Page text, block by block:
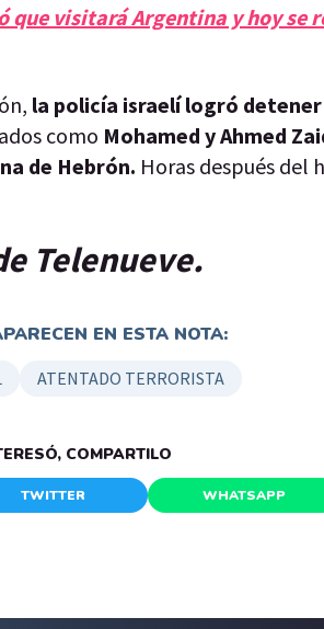
que visitará Argentina y hoy se
la policía israelí logró
como Mohamed y Ahmed
de Hebrón. Horas después del
Telenueve.
EN ESTA NOTA:
ATENTADO TERRORISTA
COMPARTILO
TWITTER WHATSAPP